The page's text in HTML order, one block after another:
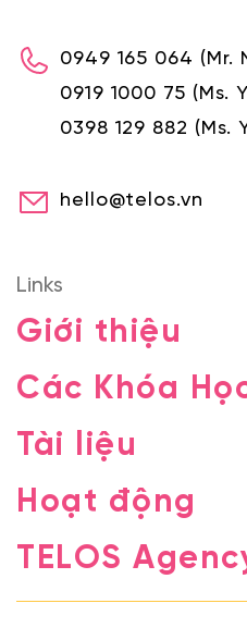
0949 165 064 (Mr.
0919 1000 75 (Ms.
0398 129 882 (Ms.
hello@telos.vn
Links
Giới thiệu
Các Khóa
Tài liệu
Hoạt động
TELOS